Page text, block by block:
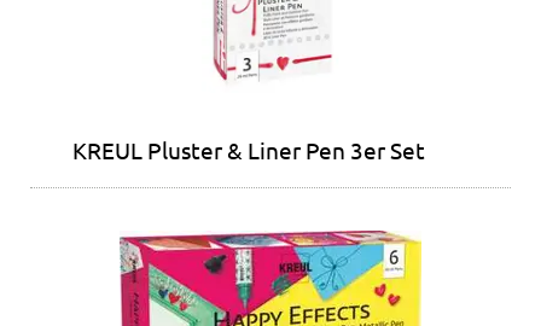
KREUL Pluster & Liner Pen 3er Set